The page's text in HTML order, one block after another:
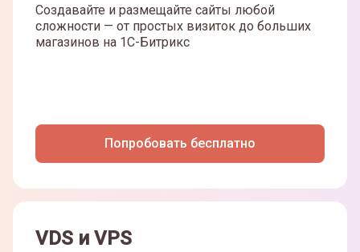
Создавайте и размещайте сайты любой
сложности — от простых визиток до больших
магазинов на 1С-Битрикс
Попробовать бесплатно
VDS и VPS